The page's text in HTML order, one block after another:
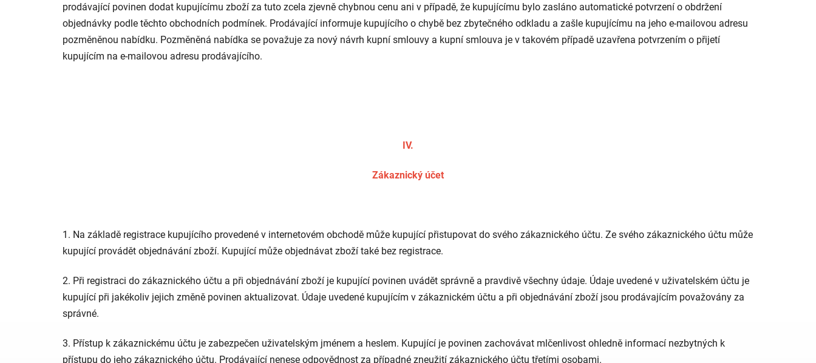
prodávající povinen dodat kupujícímu zboží za tuto zcela zjevně chybnou cenu ani v případě, že kupujícímu bylo zasláno automatické potvrzení o obdržení
objednávky podle těchto obchodních podmínek. Prodávající informuje kupujícího o chybě bez zbytečného odkladu a zašle kupujícímu na jeho e-mailovou adresu
pozměněnou nabídku. Pozměněná nabídka se považuje za nový návrh kupní smlouvy a kupní smlouva je v takovém případě uzavřena potvrzením o přijetí
kupujícím na e-mailovou adresu prodávajícího.
IV.
Zákaznický účet
1. Na základě registrace kupujícího provedené v internetovém obchodě může kupující přistupovat do svého zákaznického účtu. Ze svého zákaznického účtu může
kupující provádět objednávání zboží. Kupující může objednávat zboží také bez registrace.
2. Při registraci do zákaznického účtu a při objednávání zboží je kupující povinen uvádět správně a pravdivě všechny údaje. Údaje uvedené v uživatelském účtu je
kupující při jakékoliv jejich změně povinen aktualizovat. Údaje uvedené kupujícím v zákaznickém účtu a při objednávání zboží jsou prodávajícím považovány za
správné.
3. Přístup k zákaznickému účtu je zabezpečen uživatelským jménem a heslem. Kupující je povinen zachovávat mlčenlivost ohledně informací nezbytných k
přístupu do jeho zákaznického účtu. Prodávající nenese odpovědnost za případné zneužití zákaznického účtu třetími osobami.